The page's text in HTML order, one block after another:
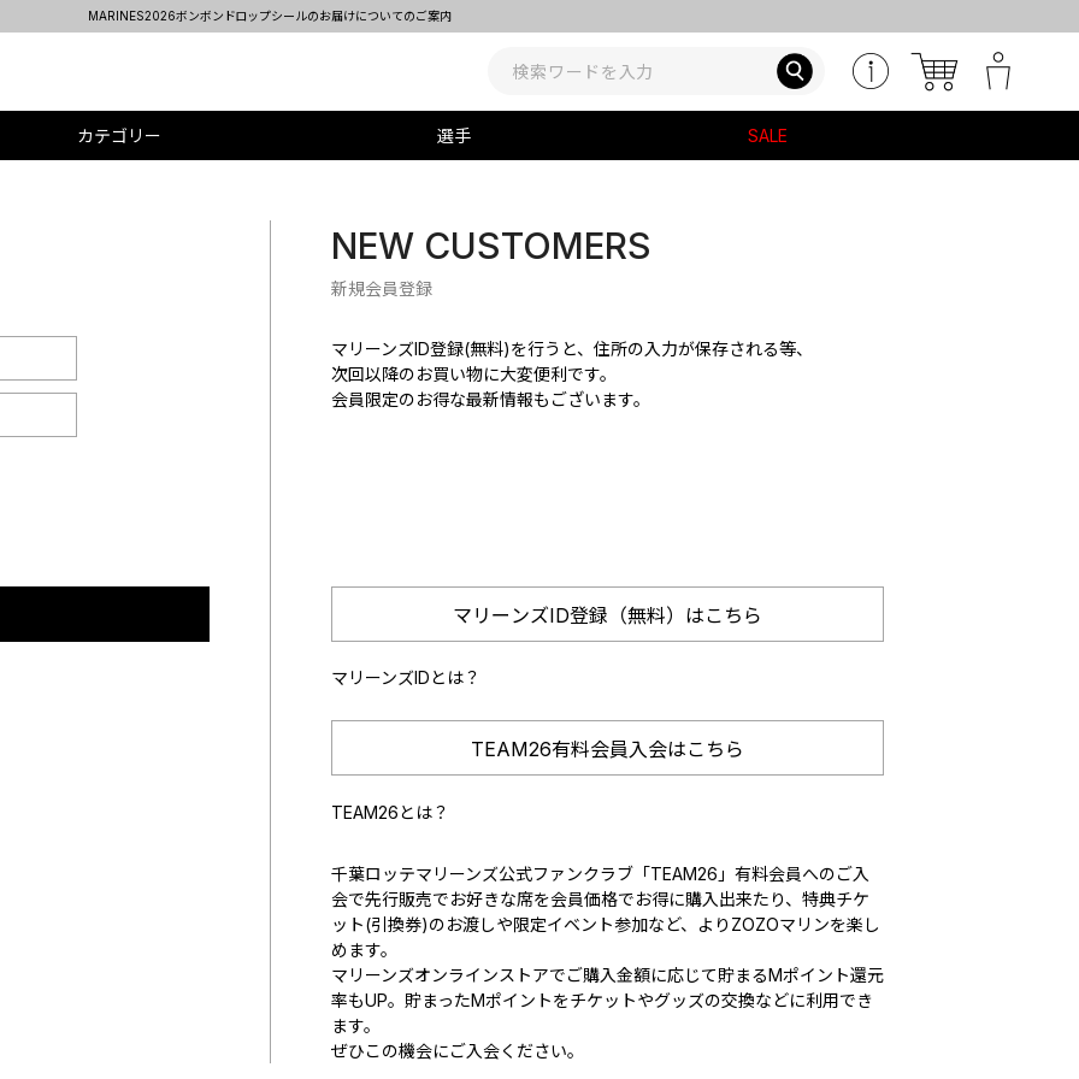
MARINES2026ボンボンドロップシールのお届けについてのご案内
カテゴリー 選手 SALE
NEW CUSTOMERS
新規会員登録
マリーンズID登録(無料)を行うと、住所の入力が保存される等、
次回以降のお買い物に大変便利です。
会員限定のお得な最新情報もございます。
マリーンズID登録（無料）はこちら
マリーンズIDとは？
TEAM26有料会員入会はこちら
TEAM26とは？
千葉ロッテマリーンズ公式ファンクラブ「TEAM26」有料会員へのご入
会で先行販売でお好きな席を会員価格でお得に購入出来たり、特典チケ
ット(引換券)のお渡しや限定イベント参加など、よりZOZOマリンを楽し
めます。
マリーンズオンラインストアでご購入金額に応じて貯まるMポイント還元
率もUP。貯まったMポイントをチケットやグッズの交換などに利用でき
ます。
ぜひこの機会にご入会ください。